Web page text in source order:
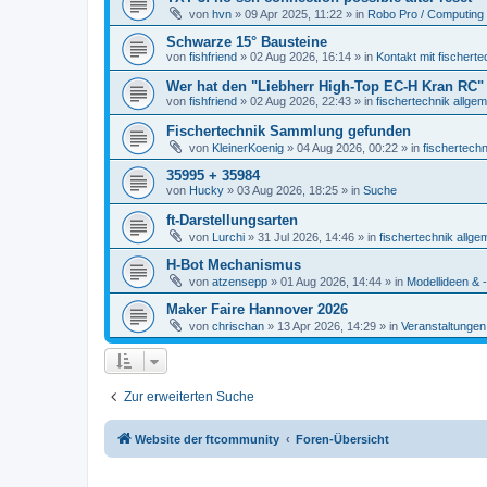
von hvn » 09 Apr 2025, 11:22 » in Robo Pro /
Schwarze 15° Bausteine
von fishfriend » 02 Aug 2026, 16:14 » in Kontakt mit
Wer hat den "Liebherr High-Top EC-H Kran
von fishfriend » 02 Aug 2026, 22:43 » in fischertechnik
Fischertechnik Sammlung gefunden
von KleinerKoenig » 04 Aug 2026, 00:22 » in
35995 + 35984
von Hucky » 03 Aug 2026, 18:25 » in Suche
ft-Darstellungsarten
von Lurchi » 31 Jul 2026, 14:46 » in fischertechnik
H-Bot Mechanismus
von atzensepp » 01 Aug 2026, 14:44 » in Modellideen &
Maker Faire Hannover 2026
von chrischan » 13 Apr 2026, 14:29 » in
Zur erweiterten Suche
Website der ftcommunity Foren-Übersicht